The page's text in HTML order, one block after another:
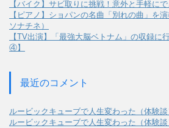
【バイク】サビ取りに挑戦！意外と手軽に
【ピアノ】ショパンの名曲「別れの曲」を
ソナチネ）
【TV出演】「最強大脳ベトナム」の収録に
④】
最近のコメント
ルービックキューブで人生変わった（体験談
ルービックキューブで人生変わった（体験談